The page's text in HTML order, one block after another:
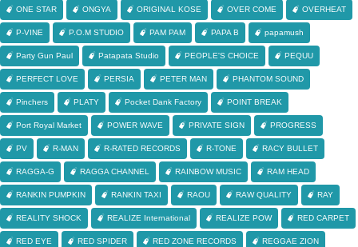
ONE STAR ONGYA ORIGINAL KOSE OVER COME OVERHEAT
P-VINE P.O.M STUDIO PAM PAM PAPA B papamush
Party Gun Paul Patapata Studio PEOPLE'S CHOICE PEQUU
PERFECT LOVE PERSIA PETER MAN PHANTOM SOUND
Pinchers PLATY Pocket Dank Factory POINT BREAK
Port Royal Market POWER WAVE PRIVATE SIGN PROGRESS
PV R-MAN R-RATED RECORDS R-TONE RACY BULLET
RAGGA-G RAGGA CHANNEL RAINBOW MUSIC RAM HEAD
RANKIN PUMPKIN RANKIN TAXI RAOU RAW QUALITY RAY
REALITY SHOCK REALIZE International REALIZE POW RED CARPET
RED EYE RED SPIDER RED ZONE RECORDS REGGAE ZION